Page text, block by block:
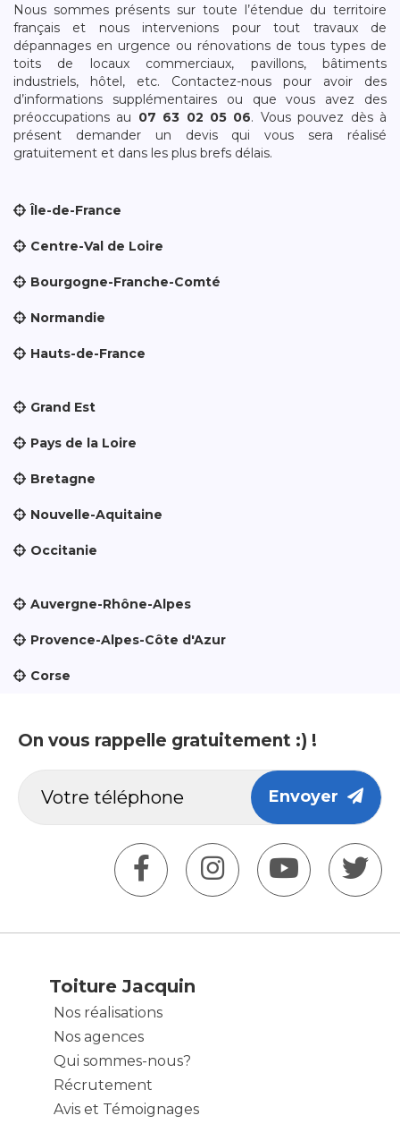
Nous sommes présents sur toute l’étendue du territoire
français et nous intervenions pour tout travaux de
dépannages en urgence ou rénovations de tous types de
toits de locaux commerciaux, pavillons, bâtiments
industriels, hôtel, etc. Contactez-nous pour avoir des
d’informations supplémentaires ou que vous avez des
préoccupations au 07 63 02 05 06. Vous pouvez dès à
présent demander un devis qui vous sera réalisé
gratuitement et dans les plus brefs délais.
Île-de-France
Centre-Val de Loire
Bourgogne-Franche-Comté
Normandie
Hauts-de-France
Grand Est
Pays de la Loire
Bretagne
Nouvelle-Aquitaine
Occitanie
Auvergne-Rhône-Alpes
Provence-Alpes-Côte d'Azur
Corse
On vous rappelle gratuitement :) !
Envoyer
Toiture Jacquin
Nos réalisations
Nos agences
Qui sommes-nous?
Récrutement
Avis et Témoignages